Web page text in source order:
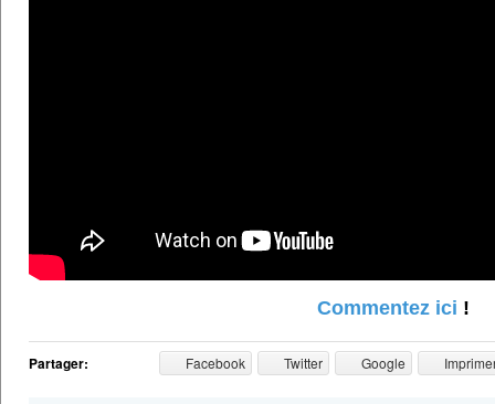
Commentez ici !
Partager: Facebook Twitter Google